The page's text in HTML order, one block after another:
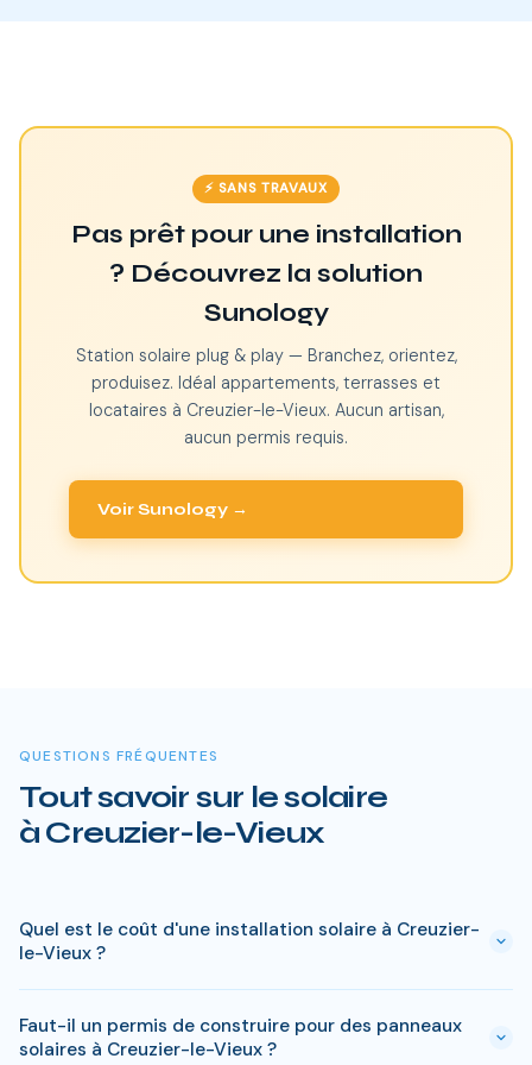
⚡ SANS TRAVAUX
Pas prêt pour une installation
? Découvrez la solution
Sunology
Station solaire plug & play — Branchez, orientez,
produisez. Idéal appartements, terrasses et
locataires à Creuzier-le-Vieux. Aucun artisan,
aucun permis requis.
Voir Sunology →
QUESTIONS FRÉQUENTES
Tout savoir sur le solaire
à Creuzier-le-Vieux
Quel est le coût d'une installation solaire à Creuzier-
le-Vieux ?
à 9 kWc). Après les aides disponibles en Allier
(MaPrimeRénov', prime autoconsommation, TVA réduite), le
Faut-il un permis de construire pour des panneaux
solaires à Creuzier-le-Vieux ?